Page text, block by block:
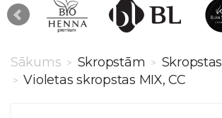
Sākums > Skropstām > Skropstas
> Violetas skropstas MIX, CC